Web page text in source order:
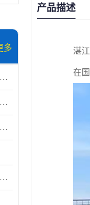
多
阳江出货到中国香港需要什么条件 专线直达
中山从越南进口过来报关快不快
江苏到越南海运物流需要什么条件 一步到位
深圳出货到中国香港报关快不快 一手货源
产品描述
湛
在